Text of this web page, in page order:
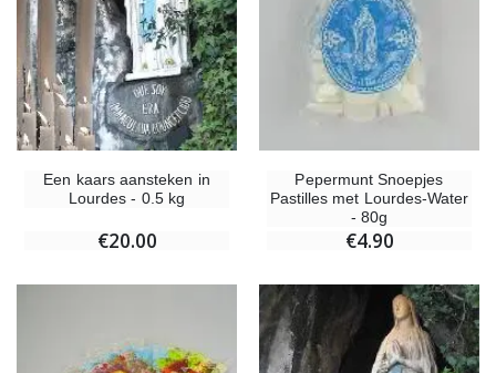
Een kaars aansteken in
Lourdes - 0.5 kg
€20.00
Pepermunt Snoepjes
Pastilles met Lourdes-Water
- 80g
€4.90